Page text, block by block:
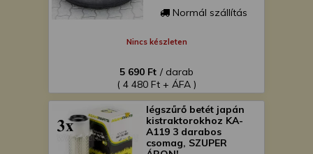
Normál szállítás
Nincs készleten
5 690 Ft / darab
( 4 480 Ft + ÁFA )
légszűrő betét japán
kistraktorokhoz KA-
A119 3 darabos
csomag, SZUPER